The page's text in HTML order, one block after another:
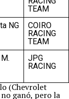
TEAM
NG
COIRO
RACING
TEAM
JPG
RACING
(Chevrolet
ganó, pero la